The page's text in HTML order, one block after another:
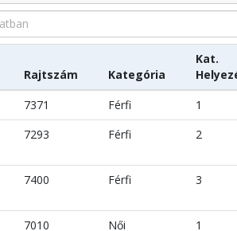
Rajtszám Kategória
Kat.
7371 Férfi
1
7293 Férfi 2
7400 Férfi 3
7010 Női 1